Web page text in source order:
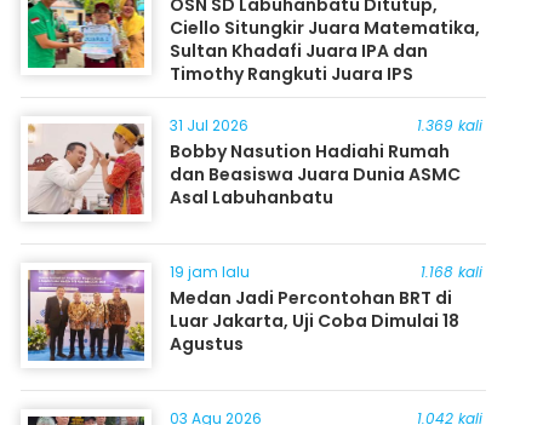
OSN SD Labuhanbatu Ditutup,
Ciello Situngkir Juara Matematika,
Sultan Khadafi Juara IPA dan
Timothy Rangkuti Juara IPS
31 Jul 2026 1.369 kali
Bobby Nasution Hadiahi Rumah
dan Beasiswa Juara Dunia ASMC
Asal Labuhanbatu
19 jam lalu 1.168 kali
Medan Jadi Percontohan BRT di
Luar Jakarta, Uji Coba Dimulai 18
Agustus
03 Agu 2026 1.042 kali